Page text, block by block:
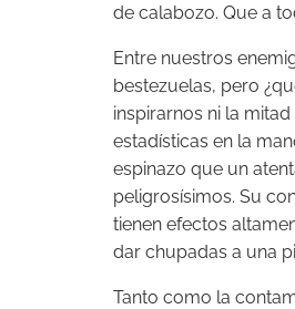
de calabozo. Que a
Entre nuestros
bestezuelas, pero
inspirarnos ni la
estadísticas en la
espinazo que un
peligrosísimos. Su
tienen efectos
dar chupadas a una
Tanto como la